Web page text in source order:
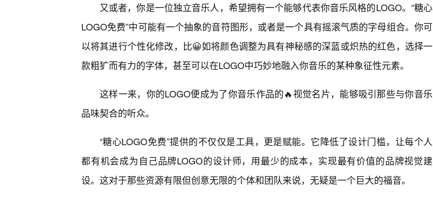
又或者，你是一位独立音乐人，希望拥有一个能够代表你音乐风格的LOGO。“糖心
LOGO免费”中可能有一个抽象的音符图形，或者是一个具有摇滚气质的字母组合。你可
以将其进行个性化修改，比😀如将颜色调整为具有神秘感的深蓝或炽热的红色，选择一
款粗犷而有力的字体，甚至可以在LOGO中巧妙地融入你音乐的某种象征性元素。
这样一来，你的LOGO便成为了你音乐作品的🔥视觉名片，能够吸引那些与你音乐
品味契合的听众。
“糖心LOGO免费”提供的不仅仅是工具，更是赋能。它降低了设计门槛，让每个人
都有机会成为自己品牌LOGO的设计师，用最少的成本，实现最有价值的品牌视觉建
设。这对于那些资源有限但创意无限的个体和团队来说，无疑是一个巨大的福音。